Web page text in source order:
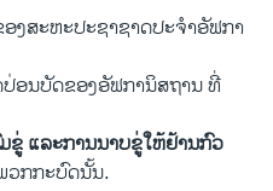
ງ​ສະຫະ​ປະຊາ​ຊາດ​ປະຈຳ​ອັຟກາ​
ອນ​ບັດ​ຂອງ​ອັຟກາ​ນິສຖານ ທີ່​
ຂູ່ ​ແລະ​ການ​ນາບ​ຂູ່​ໃຫ້​ຢ້ານ​ກົວ
ວກ​ກະບົດ​ນັ້ນ.